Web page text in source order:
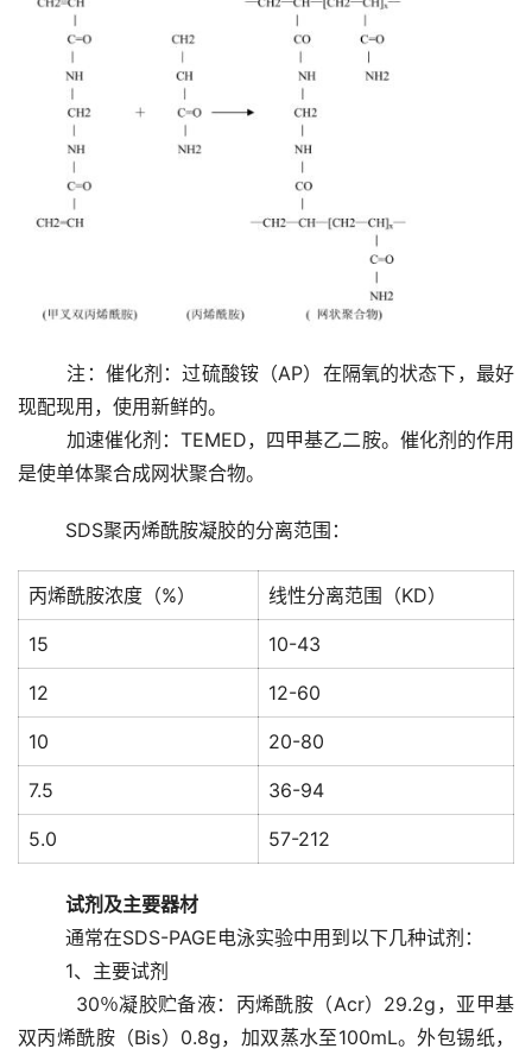
注：催化剂：过硫酸铵（AP）在隔氧的状态下，最好
现配现用，使用新鲜的。
加速催化剂：TEMED，四甲基乙二胺。催化剂的作用
是使单体聚合成网状聚合物。
SDS聚丙烯酰胺凝胶的分离范围：
丙烯酰胺浓度（%） 线性分离范围（KD）
15 10-43
12 12-60
10 20-80
7.5 36-94
5.0 57-212
试剂及主要器材
通常在SDS-PAGE电泳实验中用到以下几种试剂：
1、主要试剂
30％凝胶贮备液：丙烯酰胺（Acr）29.2g，亚甲基
双丙烯酰胺（Bis）0.8g，加双蒸水至100mL。外包锡纸，